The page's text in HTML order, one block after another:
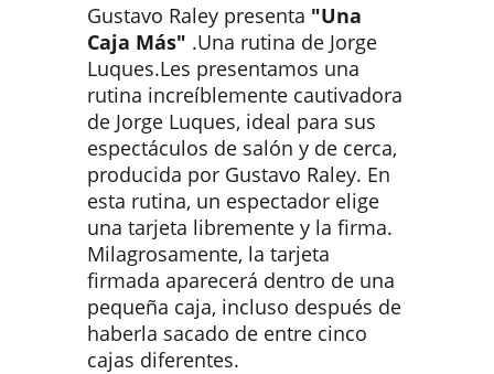
Gustavo Raley presenta "Una
Caja Más" .Una rutina de Jorge
Luques.Les presentamos una
rutina increíblemente cautivadora
de Jorge Luques, ideal para sus
espectáculos de salón y de cerca,
producida por Gustavo Raley. En
esta rutina, un espectador elige
una tarjeta libremente y la firma.
Milagrosamente, la tarjeta
firmada aparecerá dentro de una
pequeña caja, incluso después de
haberla sacado de entre cinco
cajas diferentes.